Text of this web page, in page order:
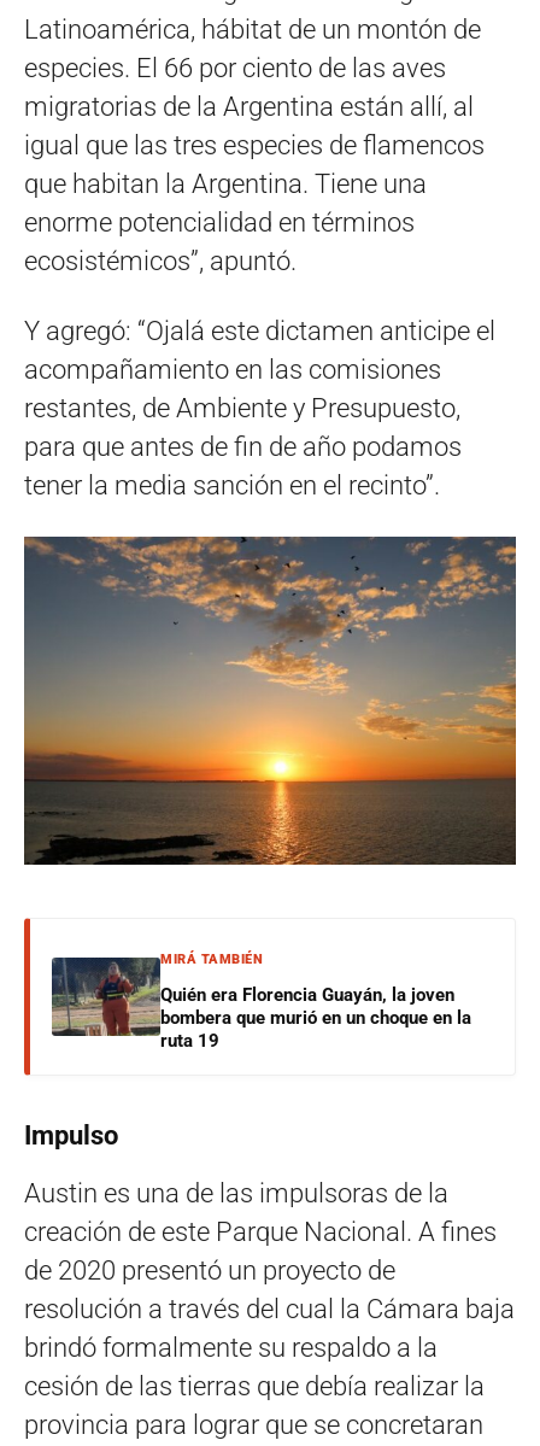
Latinoamérica, hábitat de un montón de
especies. El 66 por ciento de las aves
migratorias de la Argentina están allí, al
igual que las tres especies de flamencos
que habitan la Argentina. Tiene una
enorme potencialidad en términos
ecosistémicos”, apuntó.
Y agregó: “Ojalá este dictamen anticipe el
acompañamiento en las comisiones
restantes, de Ambiente y Presupuesto,
para que antes de fin de año podamos
tener la media sanción en el recinto”.
MIRÁ TAMBIÉN
Quién era Florencia Guayán, la joven
bombera que murió en un choque en la
ruta 19
Impulso
Austin es una de las impulsoras de la
creación de este Parque Nacional. A fines
de 2020 presentó un proyecto de
resolución a través del cual la Cámara baja
brindó formalmente su respaldo a la
cesión de las tierras que debía realizar la
provincia para lograr que se concretaran